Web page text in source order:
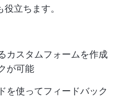
立ちます。
カスタムフォームを作成
が可能
を使ってフィードバック